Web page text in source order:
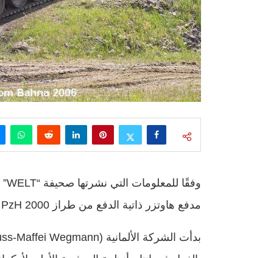
مدفع هاوتزر ذاتية الدفع من طراز PzH 2000 عيار 155 ملم إلى أوكرانيا بمبلغ 1.7 مليار يورو.